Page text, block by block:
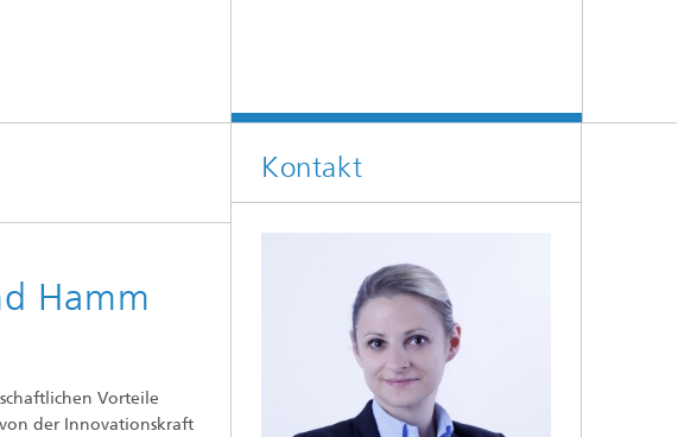
Hamm
Vorteile
der Innovationskraft
Kontakt